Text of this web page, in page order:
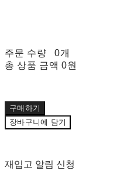
주문 수량
0개
총 상품 금액 0원
구매하기
장바구니에 담기
재입고 알림 신청